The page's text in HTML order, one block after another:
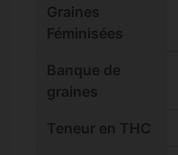
Graines
Féminisées
Banque de
graines
Teneur en THC